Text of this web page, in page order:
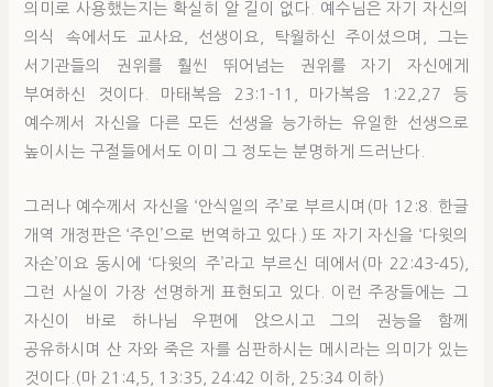
의미로 사용했는지는 확실히 알 길이 없다. 예수님은 자기 자신의
의식 속에서도 교사요, 선생이요, 탁월하신 주이셨으며, 그는
서기관들의 권위를 훨씬 뛰어넘는 권위를 자기 자신에게
부여하신 것이다. 마태복음 23:1-11, 마가복음 1:22,27 등
예수께서 자신을 다른 모든 선생을 능가하는 유일한 선생으로
높이시는 구절들에서도 이미 그 정도는 분명하게 드러난다.
그러나 예수께서 자신을 ‘안식일의 주’로 부르시며(마 12:8. 한글
개역 개정판은 ‘주인’으로 번역하고 있다.) 또 자기 자신을 ‘다윗의
자손’이요 동시에 ‘다윗의 주’라고 부르신 데에서(마 22:43-45),
그런 사실이 가장 선명하게 표현되고 있다. 이런 주장들에는 그
자신이 바로 하나님 우편에 앉으시고 그의 권능을 함께
공유하시며 산 자와 죽은 자를 심판하시는 메시라는 의미가 있는
것이다.(마 21:4,5, 13:35, 24:42 이하, 25:34 이하)